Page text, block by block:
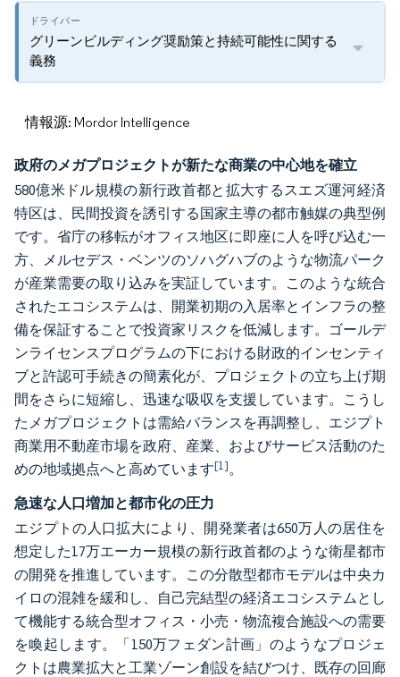
グリーンビルディング奨励策と持続可能性に関する
義務
情報源: Mordor Intelligence
政府のメガプロジェクトが新たな商業の中心地を確立
580億米ドル規模の新行政首都と拡大するスエズ運河経済
特区は、民間投資を誘引する国家主導の都市触媒の典型例
です。省庁の移転がオフィス地区に即座に人を呼び込む一
方、メルセデス・ベンツのソハグハブのような物流パーク
が産業需要の取り込みを実証しています。このような統合
されたエコシステムは、開業初期の入居率とインフラの整
備を保証することで投資家リスクを低減します。ゴールデ
ンライセンスプログラムの下における財政的インセンティ
ブと許認可手続きの簡素化が、プロジェクトの立ち上げ期
間をさらに短縮し、迅速な吸収を支援しています。こうし
たメガプロジェクトは需給バランスを再調整し、エジプト
商業用不動産市場を政府、産業、およびサービス活動のた
めの地域拠点へと高めています[1]。
急速な人口増加と都市化の圧力
エジプトの人口拡大により、開発業者は650万人の居住を
想定した17万エーカー規模の新行政首都のような衛星都市
の開発を推進しています。この分散型都市モデルは中央カ
イロの混雑を緩和し、自己完結型の経済エコシステムとし
て機能する統合型オフィス・小売・物流複合施設への需要
を喚起します。「150万フェダン計画」のようなプロジェ
クトは農業拡大と工業ゾーン創設を結びつけ、既存の回廊